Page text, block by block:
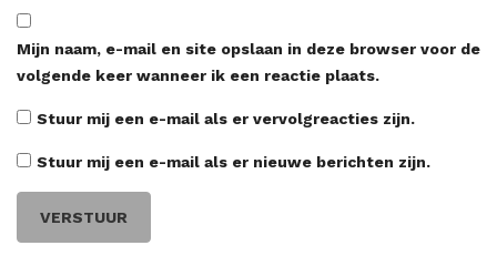
Mijn naam, e-mail en site opslaan in deze browser voor de
volgende keer wanneer ik een reactie plaats.
Stuur mij een e-mail als er vervolgreacties zijn.
Stuur mij een e-mail als er nieuwe berichten zijn.